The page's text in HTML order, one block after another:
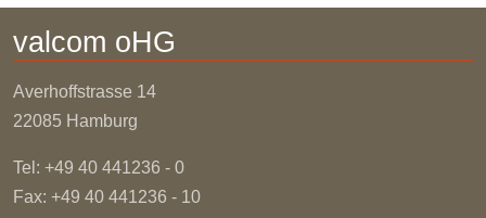
valcom oHG
Averhoffstrasse 14
22085 Hamburg
Tel: +49 40 441236 - 0
Fax: +49 40 441236 - 10